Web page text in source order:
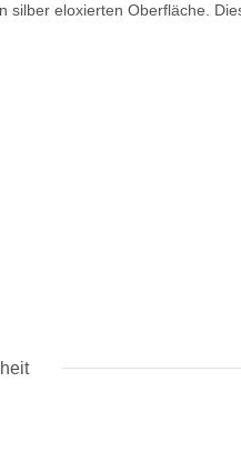
eloxierten Oberfläche.